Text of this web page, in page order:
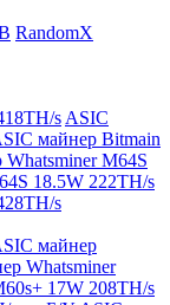
RandomX
s ASIC
майнер Bitmain
M64S
18.5W 222TH/s
s
майнер
Whatsminer
17W 208TH/s